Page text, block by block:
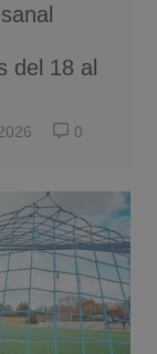
del 18 al
0